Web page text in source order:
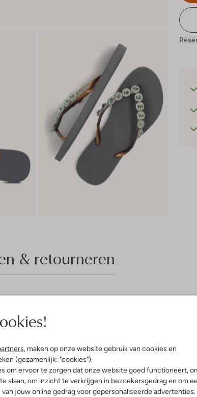
, maken op onze website gebruik van cookies en
(gezamenlijk: "cookies").
om ervoor te zorgen dat onze website goed functioneert,
slaan, om inzicht te verkrijgen in bezoekersgedrag en om
jouw online gedrag voor gepersonaliseerde advertenties.
& retourneren
Deze zilvere BEATRIX slipper uit de
eyecatcher om al die vredige
producten van dit Nederlandse
technieken en grote toewijding.
heeft prachtige groene strass-
rubberen wreefband. De
heeft een luxe afwerking en aan ze
'm dus gebruiken als handig make-